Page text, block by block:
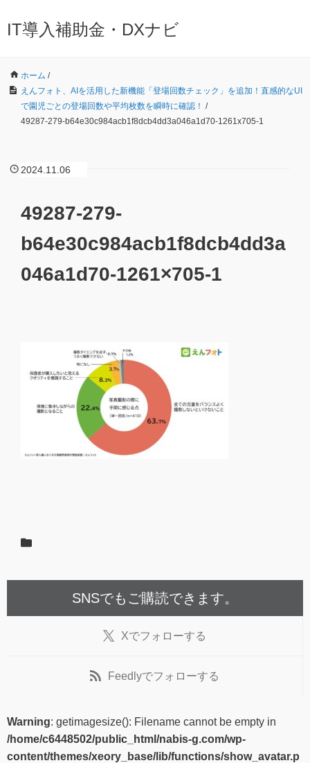
IT導入補助金・DXナビ
ホーム /
えんフォト、AIを活用した新機能「登場回数チェック」を追加！直感的なUI
で園児ごとの登場回数や平均枚数を瞬時に確認！ /
49287-279-b64e30c984acb1f8dcb4dd3a046a1d70-1261x705-1
2024.11.06
49287-279-
b64e30c984acb1f8dcb4dd3a
046a1d70-1261×705-1
SNSでもご購読できます。
Xでフォローする
Feedlyでフォローする
Warning: getimagesize(): Filename cannot be empty in
/home/c6448502/public_html/nabis-g.com/wp-
content/themes/xeory_base/lib/functions/show_avatar.p